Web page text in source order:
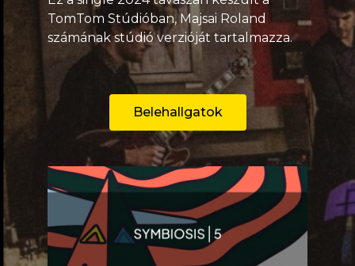
TomTom Stúdióban, Majsai Roland
számának stúdió verzióját tartalmazza.
Belehallgatok